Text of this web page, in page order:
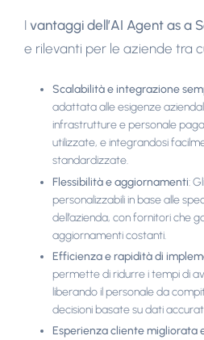
I vantaggi dell’AI Agent as a
e rilevanti per le aziende tra
Scalabilità e integrazione
adattata alle esigenze
infrastrutture e personale
utilizzate, e integrandosi
standardizzate.
Flessibilità e aggiornamenti:
personalizzabili in base alle
dell’azienda, con fornitori che
aggiornamenti costanti.
Efficienza e rapidità di
permette di ridurre i tempi di
liberando il personale da
decisioni basate su dati
Esperienza cliente migliorata